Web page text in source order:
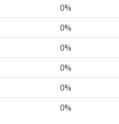
0%
0%
0%
0%
0%
0%